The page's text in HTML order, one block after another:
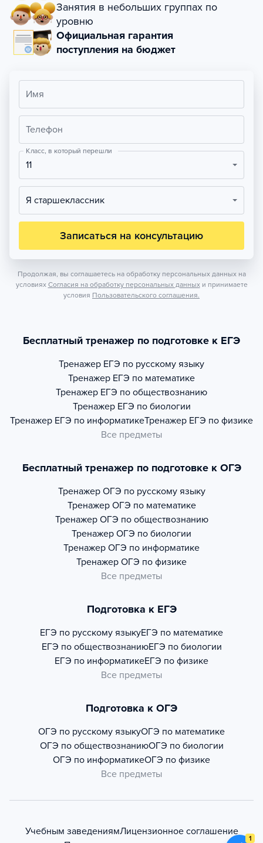
1
Занятия в небольших группах по
уровню
Официальная гарантия
поступления на бюджет
Имя
Телефон
Класс, в который перешли
11
Я старшеклассник
Записаться на консультацию
Продолжая, вы соглашаетесь на обработку персональных данных на
условиях Согласия на обработку персональных данных и принимаете
условия Пользовательского соглашения.
Бесплатный тренажер по подготовке к ЕГЭ
Тренажер ЕГЭ по русскому языку
Тренажер ЕГЭ по математике
Тренажер ЕГЭ по обществознанию
Тренажер ЕГЭ по биологии
Тренажер ЕГЭ по информатикеТренажер ЕГЭ по физике
Все предметы
Бесплатный тренажер по подготовке к ОГЭ
Тренажер ОГЭ по русскому языку
Тренажер ОГЭ по математике
Тренажер ОГЭ по обществознанию
Тренажер ОГЭ по биологии
Тренажер ОГЭ по информатике
Тренажер ОГЭ по физике
Все предметы
Подготовка к ЕГЭ
ЕГЭ по русскому языкуЕГЭ по математике
ЕГЭ по обществознаниюЕГЭ по биологии
ЕГЭ по информатикеЕГЭ по физике
Все предметы
Подготовка к ОГЭ
ОГЭ по русскому языкуОГЭ по математике
ОГЭ по обществознаниюОГЭ по биологии
ОГЭ по информатикеОГЭ по физике
Все предметы
Учебным заведениямЛицензионное соглашение